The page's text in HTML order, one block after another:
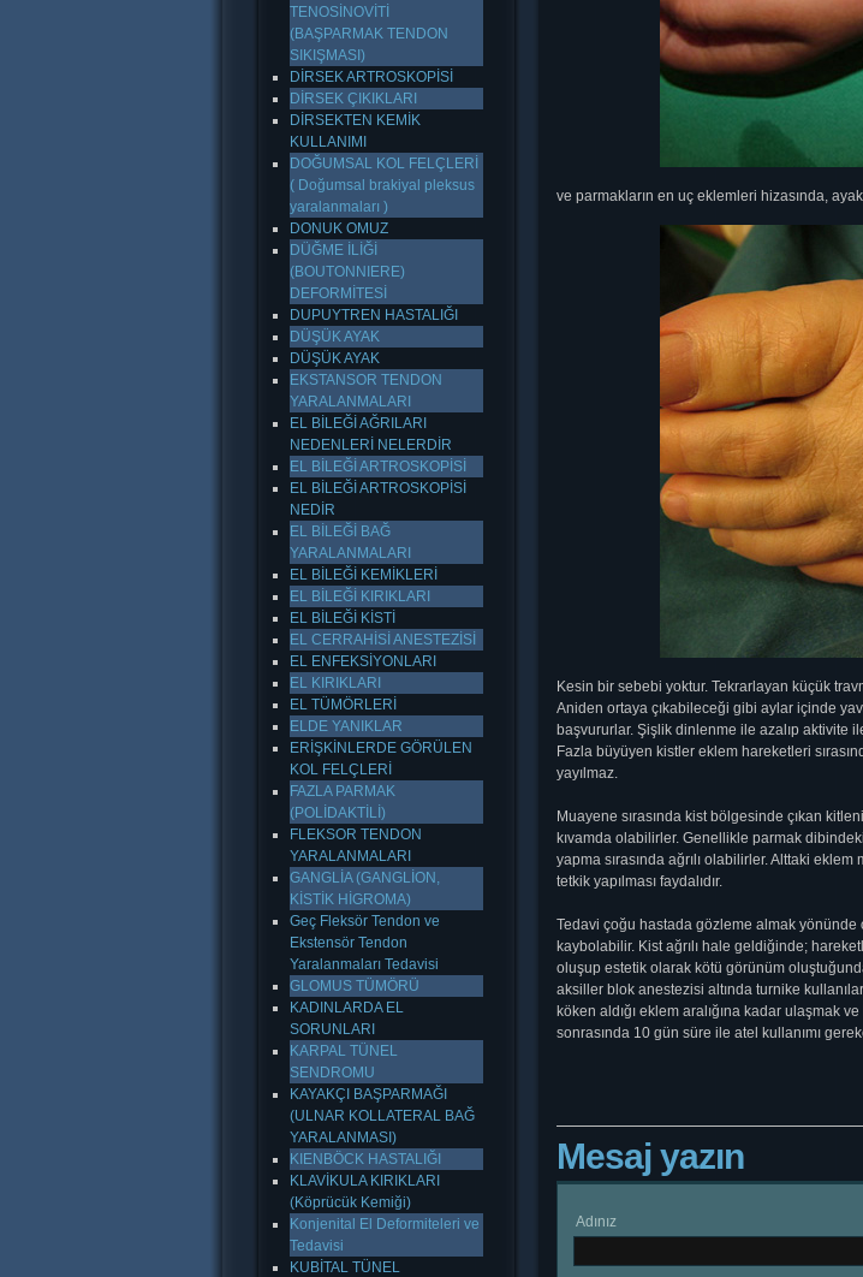
ve parmakların en uç eklemleri hizasında,
Kesin bir sebebi yoktur. Tekrarlayan küçük
Aniden ortaya çıkabileceği gibi aylar içinde
başvururlar. Şişlik dinlenme ile azalıp aktivite
Fazla büyüyen kistler eklem hareketleri
yayılmaz.
Muayene sırasında kist bölgesinde çıkan
kıvamda olabilirler. Genellikle parmak
yapma sırasında ağrılı olabilirler. Alttaki
tetkik yapılması faydalıdır.
Tedavi çoğu hastada gözleme almak yönünde
kaybolabilir. Kist ağrılı hale geldiğinde;
oluşup estetik olarak kötü görünüm
aksiller blok anestezisi altında turnike
köken aldığı eklem aralığına kadar ulaşmak
sonrasında 10 gün süre ile atel kullanımı
Mesaj yazın
Adınız
TENOSİNOVİTİ
(BAŞPARMAK TENDON
SIKIŞMASI)
DİRSEK ARTROSKOPİSİ
DİRSEK ÇIKIKLARI
DİRSEKTEN KEMİK
KULLANIMI
DOĞUMSAL KOL FELÇLERİ
( Doğumsal brakiyal pleksus
yaralanmaları )
DONUK OMUZ
DÜĞME İLİĞİ
(BOUTONNIERE)
DEFORMİTESİ
DUPUYTREN HASTALIĞI
DÜŞÜK AYAK
DÜŞÜK AYAK
EKSTANSOR TENDON
YARALANMALARI
EL BİLEĞİ AĞRILARI
NEDENLERİ NELERDİR
EL BİLEĞİ ARTROSKOPİSİ
EL BİLEĞİ ARTROSKOPİSİ
NEDİR
EL BİLEĞİ BAĞ
YARALANMALARI
EL BİLEĞİ KEMİKLERİ
EL BİLEĞİ KIRIKLARI
EL BİLEĞİ KİSTİ
EL CERRAHİSİ ANESTEZİSİ
EL ENFEKSİYONLARI
EL KIRIKLARI
EL TÜMÖRLERİ
ELDE YANIKLAR
ERİŞKİNLERDE GÖRÜLEN
KOL FELÇLERİ
FAZLA PARMAK
(POLİDAKTİLİ)
FLEKSOR TENDON
YARALANMALARI
GANGLİA (GANGLİON,
KİSTİK HİGROMA)
Geç Fleksör Tendon ve
Ekstensör Tendon
Yaralanmaları Tedavisi
GLOMUS TÜMÖRÜ
KADINLARDA EL
SORUNLARI
KARPAL TÜNEL
SENDROMU
KAYAKÇI BAŞPARMAĞI
(ULNAR KOLLATERAL BAĞ
YARALANMASI)
KIENBÖCK HASTALIĞI
KLAVİKULA KIRIKLARI
(Köprücük Kemiği)
Konjenital El Deformiteleri ve
Tedavisi
KUBİTAL TÜNEL